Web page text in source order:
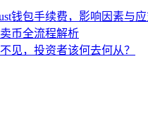
钱包手续费，影响因素与
币全流程解析
见，投资者该何去何从？